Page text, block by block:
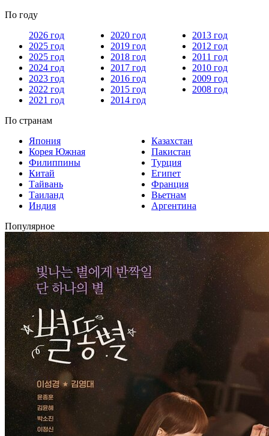
По году
2026 год
2025 год
2025 год
2024 год
2023 год
2022 год
2021 год
2020 год
2019 год
2018 год
2017 год
2016 год
2015 год
2014 год
2013 год
2012 год
2011 год
2010 год
2009 год
2008 год
По странам
Япония
Корея Южная
Филиппины
Китай
Тайвань
Таиланд
Индия
Казахстан
Пакистан
Турция
Египет
Франция
Вьетнам
Аргентина
Популярное